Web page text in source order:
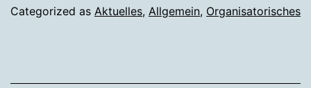
Categorized as Aktuelles, Allgemein, Organisatorisches